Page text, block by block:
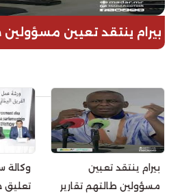
بيرام ينتقد تعيين مسؤولين
بيرام ينتقد تعيين
مسؤولين طالتهم تقارير
وكالة
تعليق